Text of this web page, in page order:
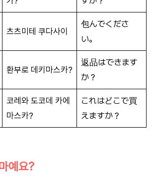
츠츠미테 쿠다사이
包んでくださ
い。
환부로 데키마스카?
返品はできます
か？
코레와 도코데 카에
마스카?
これはどこで買
えますか？
예요?